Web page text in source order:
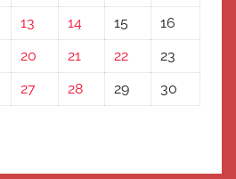
13 14 15
16
20 21 22
23
27 28 29 30